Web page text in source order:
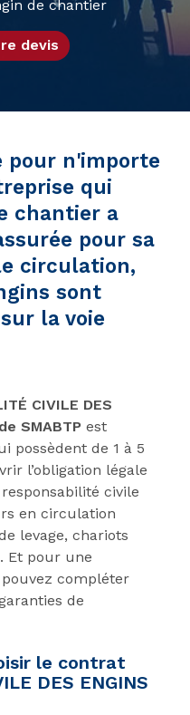
de chantier
devis
pour n'importe
qui
chantier a
pour sa
circulation,
sont
la voie
CIVILE DES
SMABTP est
possèdent de 1 à 5
l’obligation légale
civile
en circulation
levage, chariots
Et pour une
compléter
de
le contrat
DES ENGINS